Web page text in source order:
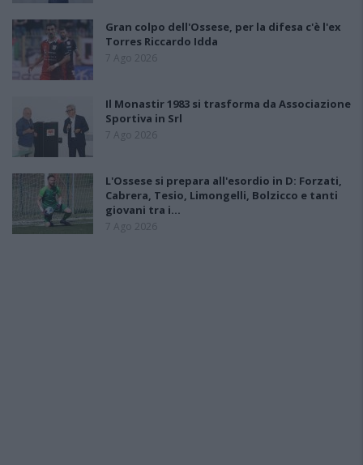
Gran colpo dell'Ossese, per la difesa c'è l'ex
Torres Riccardo Idda
7 Ago 2026
Il Monastir 1983 si trasforma da Associazione
Sportiva in Srl
7 Ago 2026
L'Ossese si prepara all'esordio in D: Forzati,
Cabrera, Tesio, Limongelli, Bolzicco e tanti
giovani tra i…
7 Ago 2026